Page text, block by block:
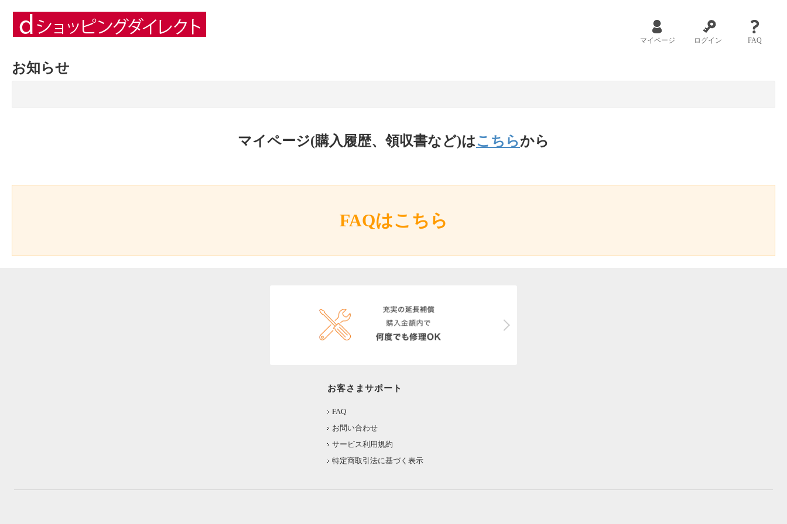
マイページ ログイン FAQ
お知らせ
マイページ(購入履歴、領収書など)はこちらから
FAQはこちら
お客さまサポート
FAQ
お問い合わせ
サービス利用規約
特定商取引法に基づく表示